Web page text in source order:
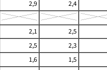
2,9 2,4
2,1 2,5
2,5 2,3
1,6 1,5